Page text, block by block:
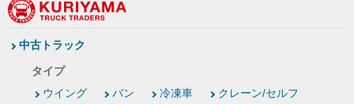
中古トラック
タイプ
ウイング
バン 冷凍車
クレーン/セルフ